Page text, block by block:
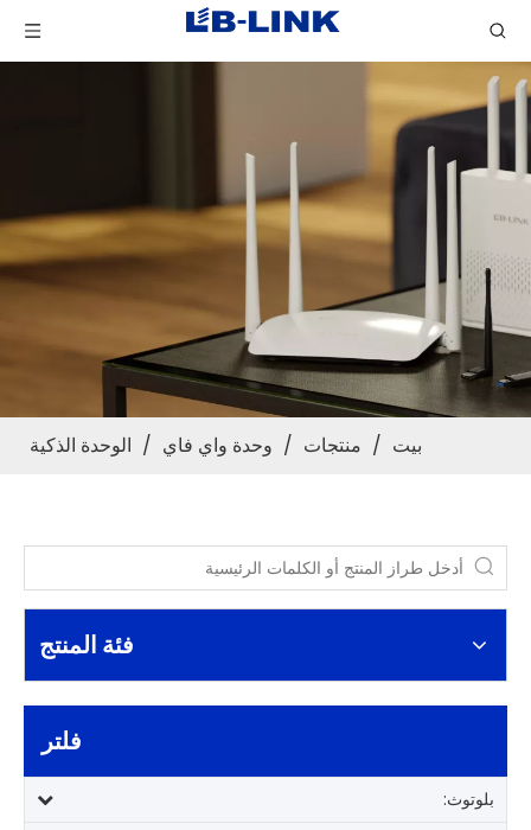
بيت / منتجات / وحدة واي فاي / الوحدة الذكية
فئة المنتج
فلتر
بلوتوث: